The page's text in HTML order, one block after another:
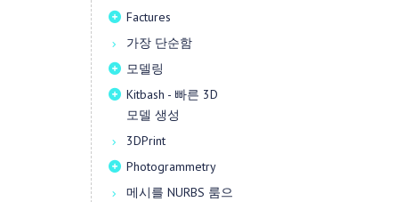
Factures
가장 단순함
모델링
Kitbash - 빠른 3D
모델 생성
3DPrint
Photogrammetry
메시를 NURBS 룸으